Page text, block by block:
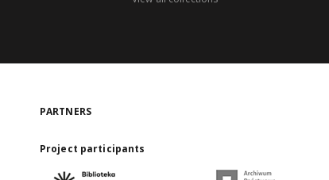
PARTNERS
Project participants